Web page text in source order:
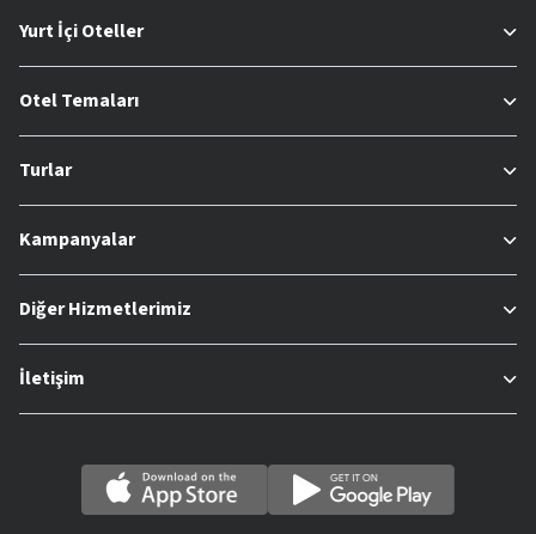
Yurt İçi Oteller
Otel Temaları
Turlar
Kampanyalar
Diğer Hizmetlerimiz
İletişim